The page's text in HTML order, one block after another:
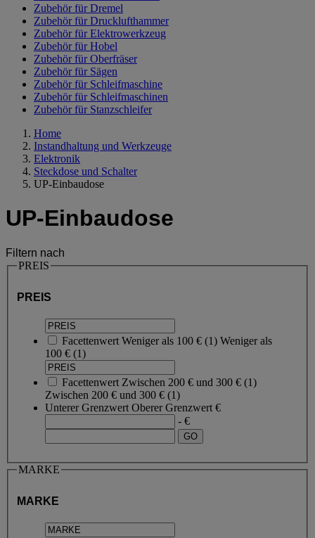
Zubehör für Dremel
Zubehör für Drucklufthammer
Zubehör für Elektrowerkzeug
Zubehör für Hobel
Zubehör für Oberfräser
Zubehör für Sägen
Zubehör für Schleifmaschine
Zubehör für Schleifmaschinen
Zubehör für Stanzschleifer
Home
Instandhaltung und Werkzeuge
Elektronik
Steckdose und Schalter
UP-Einbaudose
UP-Einbaudose
Filtern nach
PREIS
PREIS
Facettenwert Weniger als 100 € (1) Weniger als
100 € (1)
Facettenwert Zwischen 200 € und 300 € (1)
Zwischen 200 € und 300 € (1)
Unterer Grenzwert Oberer Grenzwert €
- €
MARKE
MARKE